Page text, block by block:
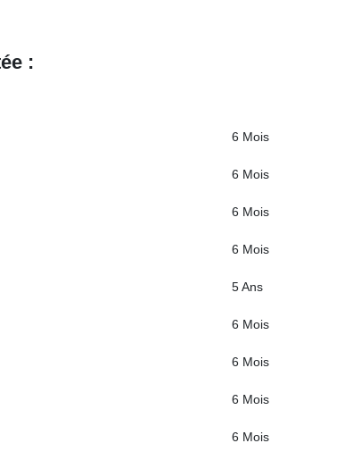
:
6 Mois
6 Mois
6 Mois
6 Mois
5 Ans
6 Mois
6 Mois
6 Mois
6 Mois